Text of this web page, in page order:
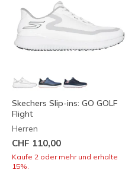
Skechers Slip-ins: GO GOLF
Flight
Herren
CHF 110,00
Kaufe 2 oder mehr und erhalte
15%.